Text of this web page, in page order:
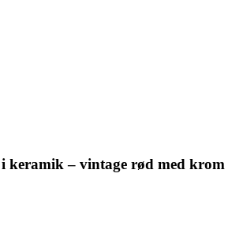
keramik – vintage rød med krom